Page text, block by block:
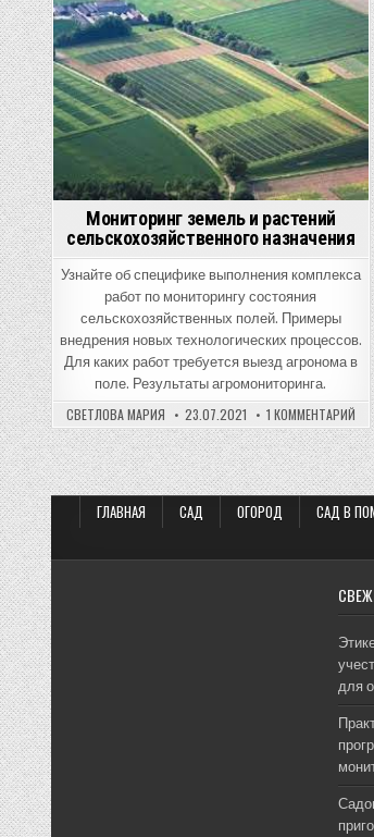
Posted
in
Мониторинг земель и растений
сельскохозяйственного назначения
Узнайте об специфике выполнения комплекса
работ по мониторингу состояния
сельскохозяйственных полей. Примеры
внедрения новых технологических процессов.
Для каких работ требуется выезд агронома в
поле. Результаты агромониторинга.
СВЕТЛОВА МАРИЯ 23.07.2021 1 КОММЕНТАРИЙК
И
ГЛАВНАЯ САД ОГОРОД САД В
для